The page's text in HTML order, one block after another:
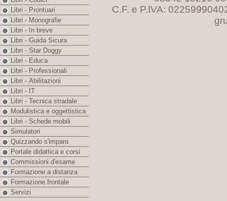
C.F. e P.IVA:
Libri - Prontuari
Libri - Monografie
Libri - In breve
Libri - Guida Sicura
Libri - Star Doggy
Libri - Educa
Libri - Professionali
Libri - Abilitazioni
Libri - IT
Libri - Tecnica stradale
Modulistica e oggettistica
Libri - Schede mobili
Simulatori
Quizzando s'impara
Portale didattica e corsi
Commissioni d'esame
Formazione a distanza
Formazione frontale
Servizi